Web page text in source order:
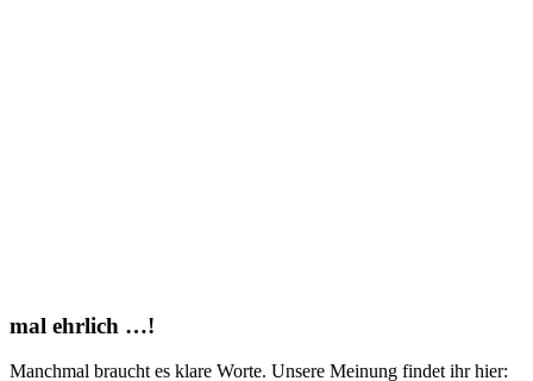
mal ehrlich …!
Manchmal braucht es klare Worte. Unsere Meinung findet ihr hier: